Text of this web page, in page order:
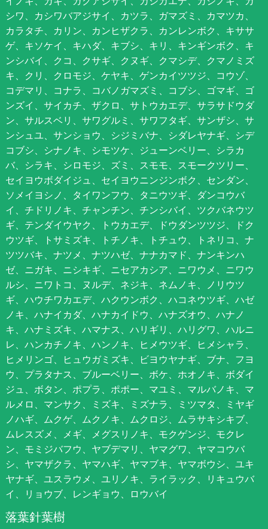
シワ、カシワバアジサイ、カツラ、ガマズミ、カマツカ、
カラタチ、カリン、カンヒザクラ、カンレンボク、キササ
ゲ、キソケイ、キハダ、キブシ、キリ、キンギンボク、キ
ンシバイ、クコ、クサギ、クヌギ、クマシデ、クマノミズ
キ、クリ、クロモジ、ケヤキ、ゲンカイツツジ、コウゾ、
コデマリ、コナラ、コバノガマズミ、コブシ、ゴマギ、ゴ
ンズイ、サイカチ、ザクロ、サトウカエデ、サラサドウダ
ン、サルスベリ、サワグルミ、サワフタギ、サンザシ、サ
ンシュユ、サンショウ、シジミバナ、シダレヤナギ、シデ
コブシ、シナノキ、シモツケ、ジューンベリー、シラカ
バ、シラキ、シロモジ、ズミ、スモモ、スモークツリー、
セイヨウボダイジュ、セイヨウニンジンボク、センダン、
ソメイヨシノ、タイワンフウ、タニウツギ、ダンコウバ
イ、チドリノキ、チャンチン、チンシバイ、ツクバネウツ
ギ、テンダイウヤク、トウカエデ、ドウダンツツジ、ドク
ウツギ、トサミズキ、トチノキ、トチュウ、トネリコ、ナ
ツツバキ、ナツメ、ナツハゼ、ナナカマド、ナンキンハ
ゼ、ニガキ、ニシキギ、ニセアカシア、ニワウメ、ニワウ
ルシ、ニワトコ、ヌルデ、ネジキ、ネムノキ、ノリウツ
ギ、ハウチワカエデ、ハクウンボク、ハコネウツギ、ハゼ
ノキ、ハナイカダ、ハナカイドウ、ハナズオウ、ハナノ
キ、ハナミズキ、ハマナス、ハリギリ、ハリグワ、ハルニ
レ、ハンカチノキ、ハンノキ、ヒメウツギ、ヒメシャラ、
ヒメリンゴ、ヒュウガミズキ、ビヨウヤナギ、ブナ、フヨ
ウ、プラタナス、ブルーベリー、ボケ、ホオノキ、ボダイ
ジュ、ボタン、ポプラ、ポポー、マユミ、マルバノキ、マ
ルメロ、マンサク、ミズキ、ミズナラ、ミツマタ、ミヤギ
ノハギ、ムクゲ、ムクノキ、ムクロジ、ムラサキシキブ、
ムレスズメ、メギ、メグスリノキ、モクゲンジ、モクレ
ン、モミジバフウ、ヤブデマリ、ヤマグワ、ヤマコウバ
シ、ヤマザクラ、ヤマハギ、ヤマブキ、ヤマボウシ、ユキ
ヤナギ、ユスラウメ、ユリノキ、ライラック、リキュウバ
イ、リョウブ、レンギョウ、ロウバイ
落葉針葉樹